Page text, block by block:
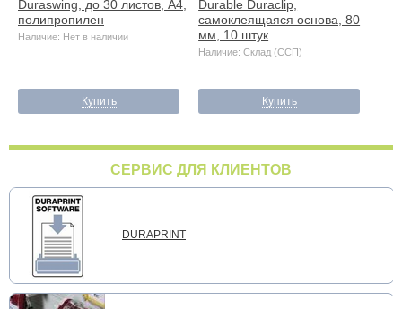
Duraswing, до 30 листов, А4,
полипропилен
Наличие: Нет в наличии
Купить
Durable Duraclip,
самоклеящаяся основа, 80
мм, 10 штук
Наличие: Склад (ССП)
Купить
СЕРВИС ДЛЯ КЛИЕНТОВ
DURAPRINT